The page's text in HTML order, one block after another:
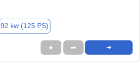
92 kw (125 PS)
★ ➦ ➜